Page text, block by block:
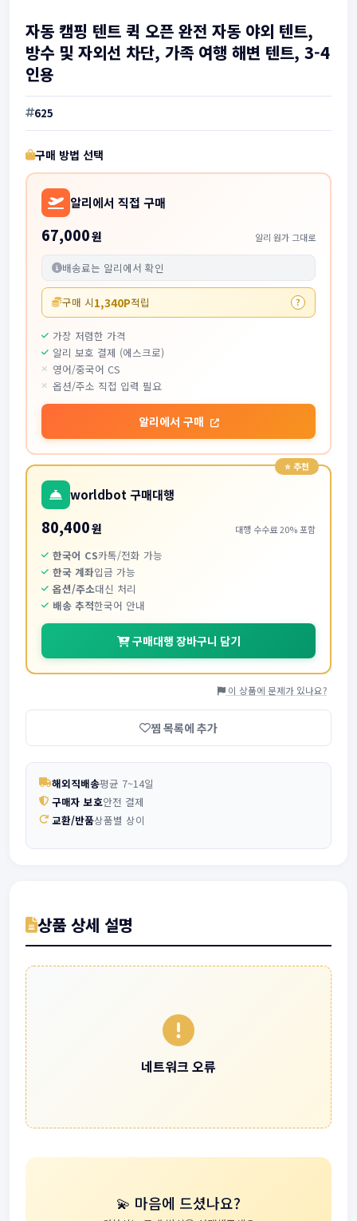
자동 캠핑 텐트 퀵 오픈 완전 자동 야외 텐트,
방수 및 자외선 차단, 가족 여행 해변 텐트, 3-4
인용
625
구매 방법 선택
알리에서 직접 구매
67,000원 알리 원가 그대로
배송료는 알리에서 확인
구매 시1,340P적립 ?
가장 저렴한 가격
알리 보호 결제 (에스크로)
영어/중국어 CS
옵션/주소 직접 입력 필요
알리에서 구매
worldbot 구매대행
80,400원 대행 수수료 20% 포함
한국어 CS카톡/전화 가능
한국 계좌입금 가능
옵션/주소대신 처리
배송 추적한국어 안내
구매대행 장바구니 담기
이 상품에 문제가 있나요?
찜 목록에 추가
해외직배송평균 7~14일
구매자 보호안전 결제
교환/반품상품별 상이
상품 상세 설명
네트워크 오류
💫 마음에 드셨나요?